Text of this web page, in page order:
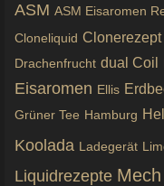
ASM ASM Eisaromen
Cloneliquid Clonerezept
Drachenfrucht dual Coil
Eisaromen Ellis
Grüner Tee Hamburg
Koolada Ladegerät
Liquidrezepte